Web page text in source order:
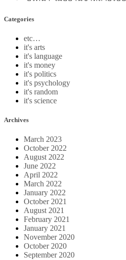
Categories
etc…
it's arts
it's language
it's money
it's politics
it's psychology
it's random
it's science
Archives
March 2023
October 2022
August 2022
June 2022
April 2022
March 2022
January 2022
October 2021
August 2021
February 2021
January 2021
November 2020
October 2020
September 2020